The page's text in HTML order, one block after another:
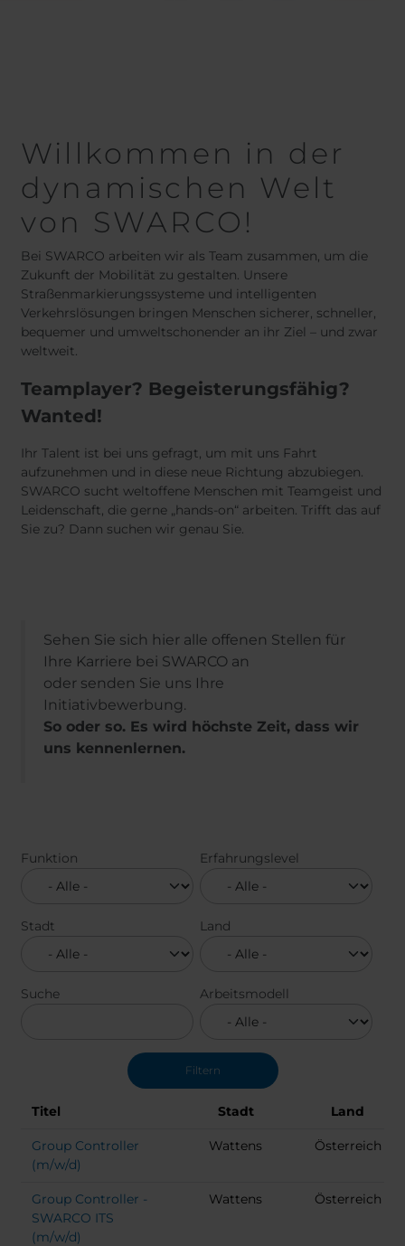
Moldavia
Netherlands
Norway
Romania
Slovenia
Spain
Switzerland
Kosovo
Ukraine
United States of
America
Other Europe
Rest of the
Willkommen in der
dynamischen Welt
von SWARCO!
Bei SWARCO arbeiten wir als Team zusammen, um die
Zukunft der Mobilität zu gestalten. Unsere
Straßenmarkierungssysteme und intelligenten
Verkehrslösungen bringen Menschen sicherer, schneller,
bequemer und umweltschonender an ihr Ziel – und zwar
weltweit.
Teamplayer? Begeisterungsfähig?
Wanted!
Ihr Talent ist bei uns gefragt, um mit uns Fahrt
aufzunehmen und in diese neue Richtung abzubiegen.
SWARCO sucht weltoffene Menschen mit Teamgeist und
Leidenschaft, die gerne „hands-on“ arbeiten. Trifft das auf
Sie zu? Dann suchen wir genau Sie.
Sehen Sie sich hier alle offenen Stellen für
Ihre Karriere bei SWARCO an
oder senden Sie uns Ihre
Initiativbewerbung.
So oder so. Es wird höchste Zeit, dass wir
uns kennenlernen.
Funktion Erfahrungslevel
Stadt Land
Suche Arbeitsmodell
Titel Stadt Land
Group Controller
(m/w/d)
Wattens Österreich
Group Controller -
SWARCO ITS
(m/w/d)
Wattens Österreich